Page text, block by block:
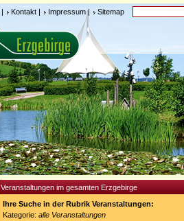
| Kontakt | Impressum| Sitemap
Veranstaltungen im gesamten Erzgebirge
Ihre Suche in der Rubrik Veranstaltungen:
Kategorie: alle Veranstaltungen